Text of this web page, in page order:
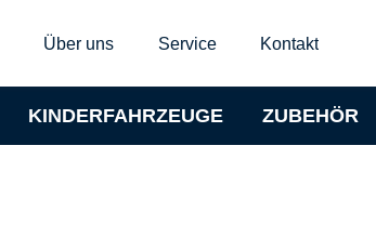
Über uns Service Kontakt
KINDERFAHRZEUGE ZUBEHÖR